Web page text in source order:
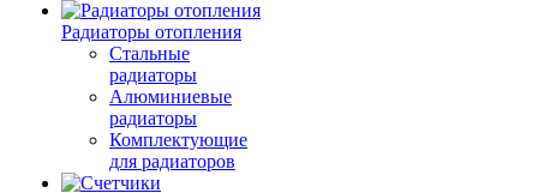
Радиаторы отопления
Стальные
радиаторы
Алюминиевые
радиаторы
Комплектующие
для радиаторов